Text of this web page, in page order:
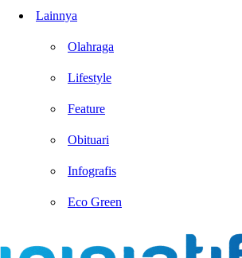
Lainnya
Olahraga
Lifestyle
Feature
Obituari
Infografis
Eco Green